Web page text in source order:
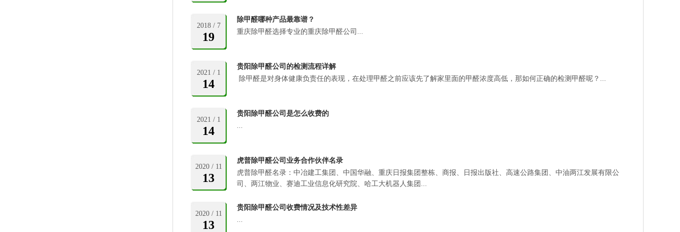
2018 / 7
19
除甲醛哪种产品最靠谱？
重庆除甲醛选择专业的重庆除甲醛公司...
2021 / 1
14
贵阳除甲醛公司的检测流程详解
除甲醛是对身体健康负责任的表现，在处理甲醛之前应该先了解家里面的甲醛浓度高低，那如何正确的检测甲醛呢？...
2021 / 1
14
贵阳除甲醛公司是怎么收费的
...
2020 / 11
13
虎普除甲醛公司业务合作伙伴名录
虎普除甲醛名录：中冶建工集团、中国华融、重庆日报集团整栋、商报、日报出版社、高速公路集团、中油两江发展有限公
司、两江物业、赛迪工业信息化研究院、哈工大机器人集团...
2020 / 11
13
贵阳除甲醛公司收费情况及技术性差异
...